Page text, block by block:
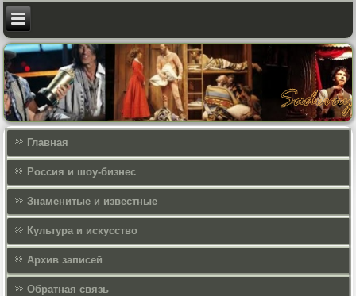
Главная
Россия и шоу-бизнес
Знаменитые и известные
Культура и искусcтво
Архив записей
Обратная связь